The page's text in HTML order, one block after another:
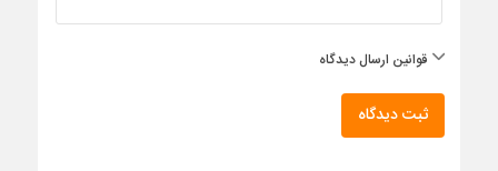
قوانین ارسال دیدگاه
ثبت دیدگاه